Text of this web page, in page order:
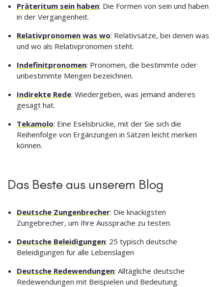
Präteritum sein haben: Die Formen von sein und haben
in der Vergangenheit.
Relativpronomen was wo: Relativsätze, bei denen was
und wo als Relativpronomen steht.
Indefinitpronomen: Pronomen, die bestimmte oder
unbestimmte Mengen bezeichnen.
Indirekte Rede: Wiedergeben, was jemand anderes
gesagt hat.
Tekamolo: Eine Eselsbrücke, mit der Sie sich die
Reihenfolge von Ergänzungen in Sätzen leicht merken
können.
Das Beste aus unserem Blog
Deutsche Zungenbrecher: Die knackigsten
Zungebrecher, um Ihre Aussprache zu testen.
Deutsche Beleidigungen: 25 typisch deutsche
Beleidigungen für alle Lebenslagen
Deutsche Redewendungen: Alltägliche deutsche
Redewendungen mit Beispielen und Bedeutung.